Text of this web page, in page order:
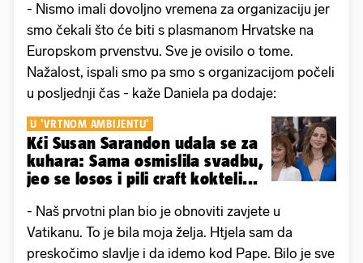
- Nismo imali dovoljno vremena za organizaciju jer
smo čekali što će biti s plasmanom Hrvatske na
Europskom prvenstvu. Sve je ovisilo o tome.
Nažalost, ispali smo pa smo s organizacijom počeli
u posljednji čas - kaže Daniela pa dodaje:
U 'VRTNOM AMBIJENTU'
Kći Susan Sarandon udala se za
kuhara: Sama osmislila svadbu,
jeo se losos i pili craft kokteli...
- Naš prvotni plan bio je obnoviti zavjete u
Vatikanu. To je bila moja želja. Htjela sam da
preskočimo slavlje i da idemo kod Pape. Bilo je sve